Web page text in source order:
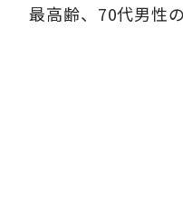
最高齢、70代男性